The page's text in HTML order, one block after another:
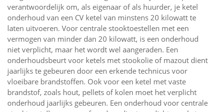
verantwoordelijk om, als eigenaar of als huurder, je ketel
onderhoud van een CV ketel van minstens 20 kilowatt te
laten uitvoeren. Voor centrale stooktoestellen met een
vermogen van minder dan 20 kilowatt, is een onderhoud
niet verplicht, maar het wordt wel aangeraden. Een
onderhoudsbeurt voor ketels met stookolie of mazout dient
jaarlijks te gebeuren door een erkende technicus voor
vloeibare brandstoffen. Ook voor een ketel met vaste
brandstof, zoals hout, pellets of kolen moet het verplicht
onderhoud jaarlijks gebeuren. Een onderhoud voor centrale